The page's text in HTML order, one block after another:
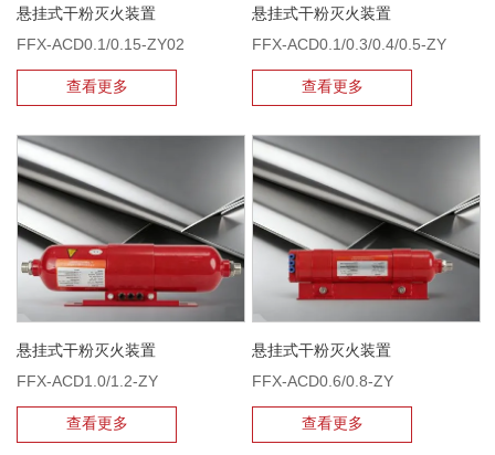
悬挂式干粉灭火装置
FFX-ACD0.1/0.15-ZY02
查看更多
悬挂式干粉灭火装置
FFX-ACD0.1/0.3/0.4/0.5-ZY
查看更多
悬挂式干粉灭火装置
FFX-ACD1.0/1.2-ZY
查看更多
悬挂式干粉灭火装置
FFX-ACD0.6/0.8-ZY
查看更多